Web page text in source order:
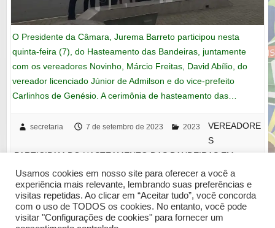
O Presidente da Câmara, Jurema Barreto participou nesta
quinta-feira (7), do Hasteamento das Bandeiras, juntamente
com os vereadores Novinho, Márcio Freitas, David Abílio, do
vereador licenciado Júnior de Admilson e do vice-prefeito
Carlinhos de Genésio. A cerimônia de hasteamento das…
secretaria 7 de setembro de 2023 2023
VEREADORE
S
PARTICIPAM DO HASTEAMENTO DAS BANDEIRAS EM
COMEMORAÇÃO AO 7 DE SETEMBRO
leia mais
Usamos cookies em nosso site para oferecer a você a
experiência mais relevante, lembrando suas preferências e
visitas repetidas. Ao clicar em “Aceitar tudo”, você concorda
com o uso de TODOS os cookies. No entanto, você pode
visitar "Configurações de cookies" para fornecer um